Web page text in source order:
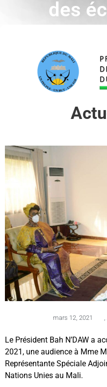
des
mars 12, 2021
Le Président Bah N’DAW a
2021, une audience à Mme
Représentante Spéciale
Nations Unies au Mali.